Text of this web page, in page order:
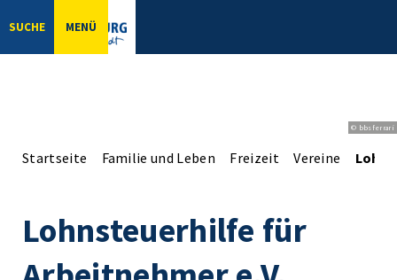
SUCHE MENÜ
© bbsferrari
Startseite Familie und Leben Freizeit Vereine
Lohnsteuerhilfe für